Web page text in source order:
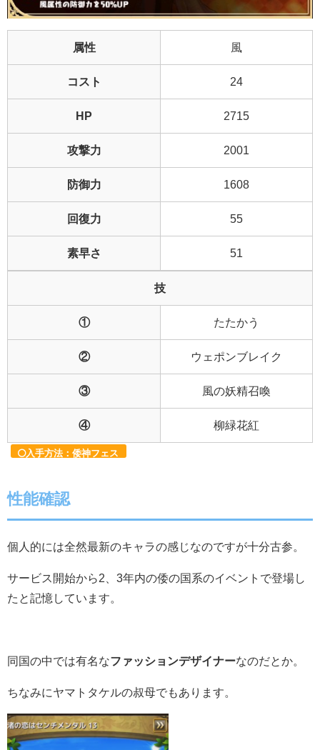
属性 風
コスト 24
HP 2715
攻撃力 2001
防御力 1608
回復力 55
素早さ 51
技
① たたかう
② ウェポンブレイク
③ 風の妖精召喚
④ 柳緑花紅
入手方法：倭神フェス
性能確認
個人的には全然最新のキャラの感じなのですが十分古参。
サービス開始から2、3年内の倭の国系のイベントで登場し
たと記憶しています。
同国の中では有名なファッションデザイナーなのだとか。
ちなみにヤマトタケルの叔母でもあります。